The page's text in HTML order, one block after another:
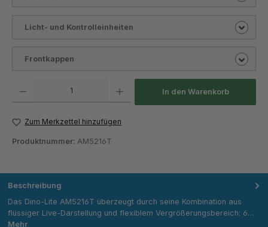
Licht- und Kontrolleinheiten
Frontkappen
In den Warenkorb
Zum Merkzettel hinzufügen
Produktnummer: AM5216T
Beschreibung
Das Dino‑Lite AM5216T überzeugt durch seine Kombination aus
flüssiger Live‑Darstellung und flexiblem Vergrößerungsbereich: 6…
Mehr